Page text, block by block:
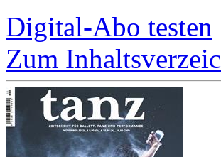
Digital-Abo testen
Zum